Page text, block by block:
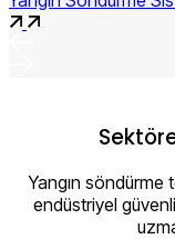
Yangın söndürme
endüstriyel